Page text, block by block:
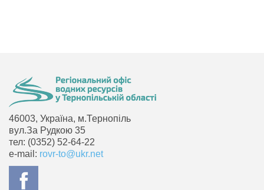
46003, Україна, м.Тернопіль
вул.За Рудкою 35
тел: (0352) 52-64-22
e-mail: rovr-to@ukr.net